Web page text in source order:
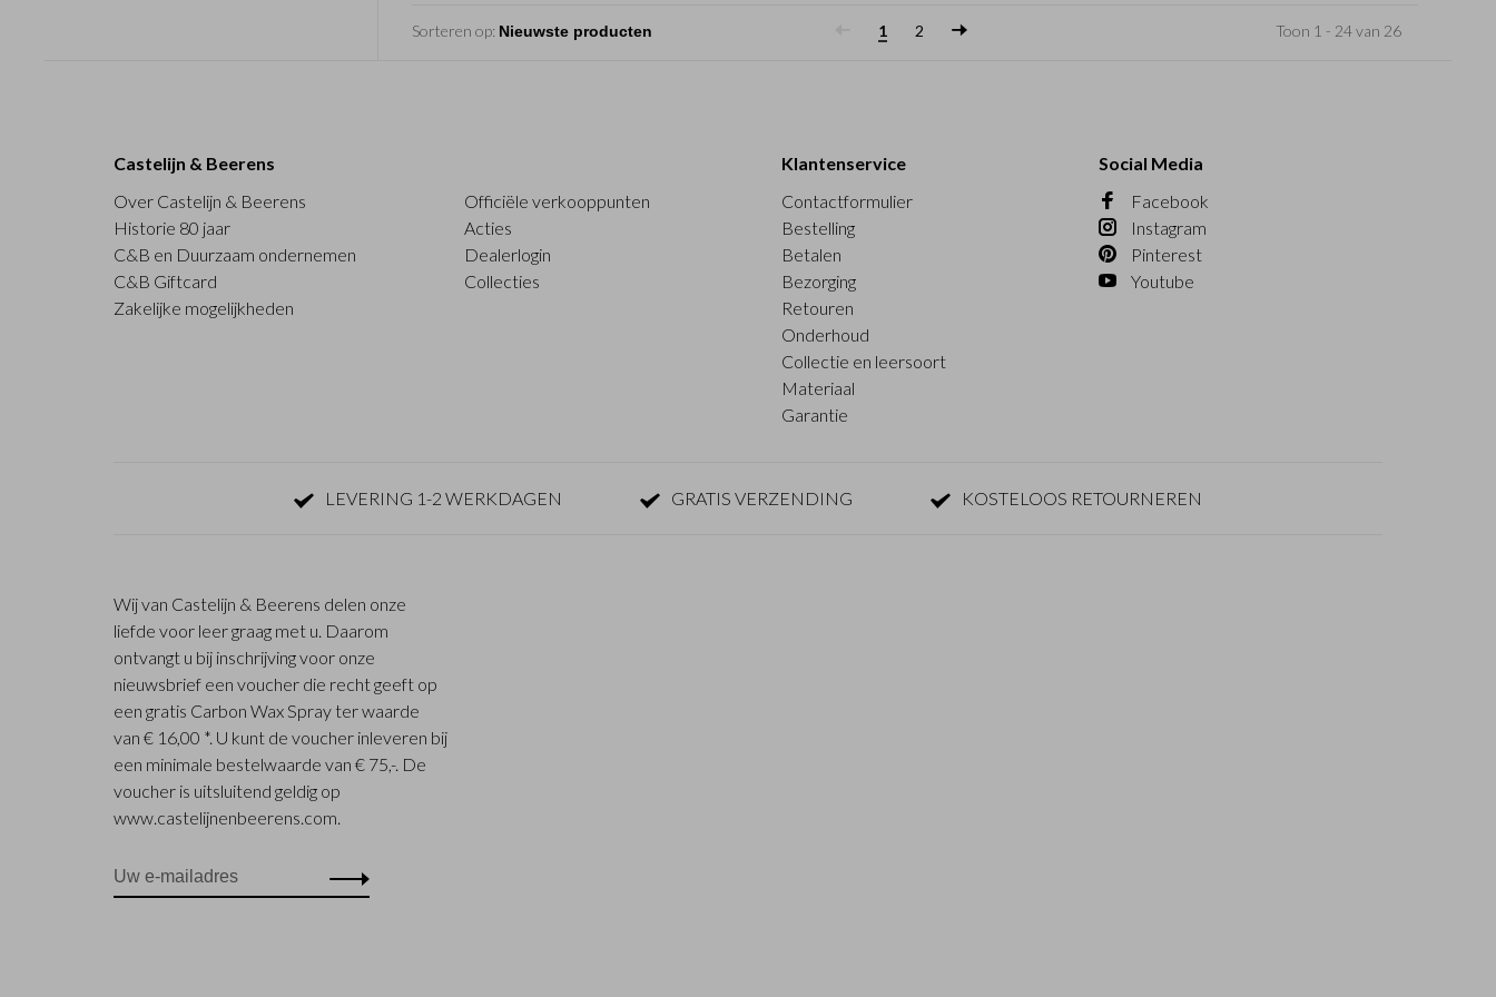
Sorteren op: 1 2 Toon 1 - 24 van 26
Castelijn & Beerens
Over Castelijn & Beerens
Historie 80 jaar
C&B en Duurzaam ondernemen
C&B Giftcard
Zakelijke mogelijkheden
Officiële verkooppunten
Acties
Dealerlogin
Collecties
Klantenservice
Contactformulier
Bestelling
Betalen
Bezorging
Retouren
Onderhoud
Collectie en leersoort
Materiaal
Garantie
Social Media
Facebook
Instagram
Pinterest
Youtube
LEVERING 1-2 WERKDAGEN GRATIS VERZENDING KOSTELOOS RETOURNEREN
Wij van Castelijn & Beerens delen onze
liefde voor leer graag met u. Daarom
ontvangt u bij inschrijving voor onze
nieuwsbrief een voucher die recht geeft op
een gratis Carbon Wax Spray ter waarde
van € 16,00 *. U kunt de voucher inleveren bij
een minimale bestelwaarde van € 75,-. De
voucher is uitsluitend geldig op
www.castelijnenbeerens.com.